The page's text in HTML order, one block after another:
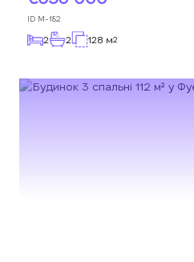
ID M-182
2 2 128 м2